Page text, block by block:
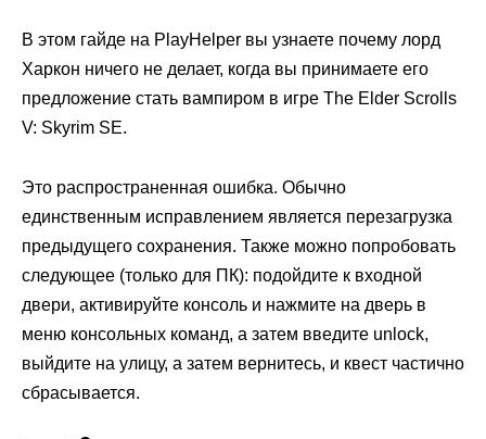
В этом гайде на PlayHelper вы узнаете почему лорд
Харкон ничего не делает, когда вы принимаете его
предложение стать вампиром в игре The Elder Scrolls
V: Skyrim SE.
Это распространенная ошибка. Обычно
единственным исправлением является перезагрузка
предыдущего сохранения. Также можно попробовать
следующее (только для ПК): подойдите к входной
двери, активируйте консоль и нажмите на дверь в
меню консольных команд, а затем введите unlock,
выйдите на улицу, а затем вернитесь, и квест частично
сбрасывается.